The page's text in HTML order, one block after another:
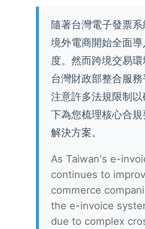
隨著台灣電子發票系
境外電商開始全面導
度。然而跨境交易
台灣財政部整合服
注意許多法規限制
下為您梳理核心合
解決方案。
As Taiwan's e-
continues to
commerce
the e-invoice
due to complex